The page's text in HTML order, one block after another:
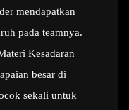
mendapatkan
pada teamnya.
Kesadaran
besar di
sekali untuk